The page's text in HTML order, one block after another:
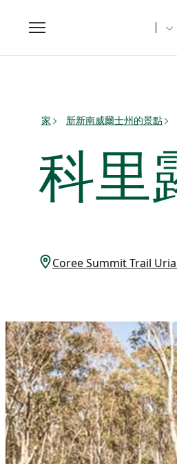
Toggle
navigation
家 新新南威爾士州的景點
科里
Coree Summit Trail